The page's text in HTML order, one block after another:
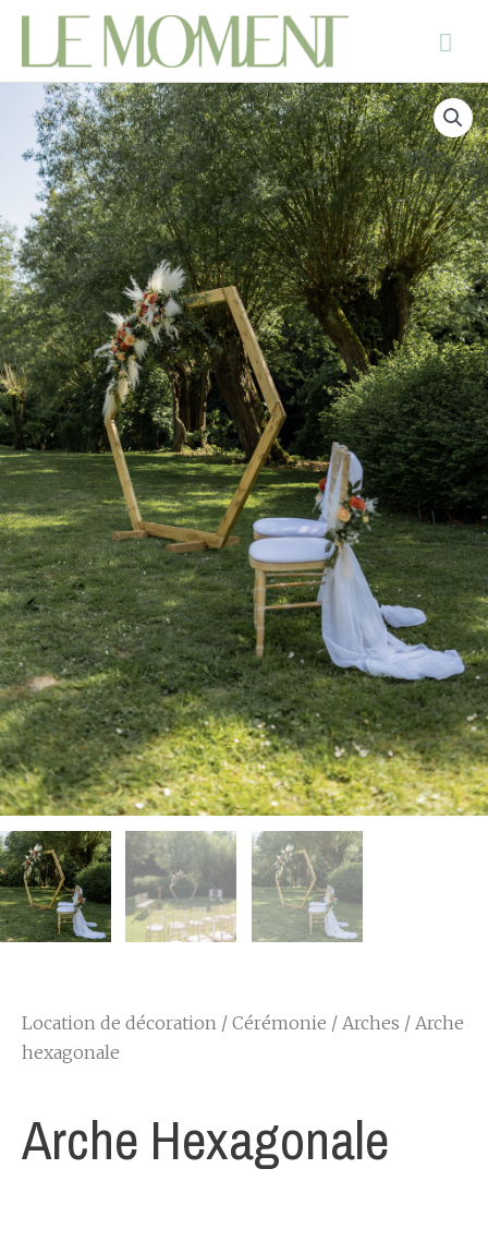
Location de décoration / Cérémonie / Arches / Arche
hexagonale
Arche Hexagonale